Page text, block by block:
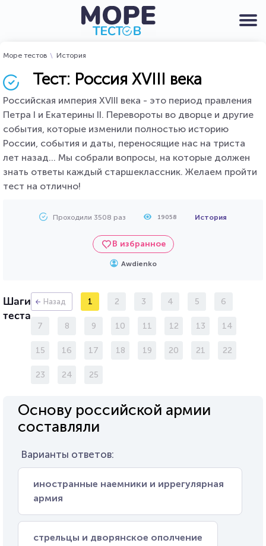
Море тестов История
Тест: Россия XVIII века
Российская империя XVIII века - это период правления
Петра I и Екатерины II. Перевороты во дворце и другие
события, которые изменили полностью историю
России, события и даты, переносящие нас на триста
лет назад... Мы собрали вопросы, на которые должен
знать ответы каждый старшеклассник. Желаем пройти
тест на отлично!
Проходили 3508 раз 19058 История
В избранное
Awdienko
Шаги
теста
Назад 1 2 3 4 5 6
7 8 9 10 11 12 13 14
15 16 17 18 19 20 21 22
23 24 25
Основу российской армии
составляли
Варианты ответов:
иностранные наемники и иррегулярная
армия
стрельцы и дворянское ополчение